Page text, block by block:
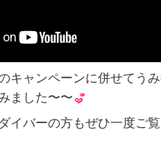
キャンペーンに併せてう
ました〜〜
イバーの方もぜひ一度ご